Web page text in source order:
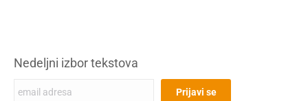
Nedeljni izbor tekstova